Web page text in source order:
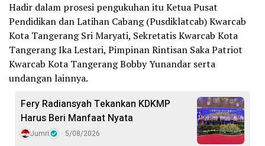
Hadir dalam prosesi pengukuhan itu Ketua Pusat
Pendidikan dan Latihan Cabang (Pusdiklatcab) Kwarcab
Kota Tangerang Sri Maryati, Sekretatis Kwarcab Kota
Tangerang Ika Lestari, Pimpinan Rintisan Saka Patriot
Kwarcab Kota Tangerang Bobby Yunandar serta
undangan lainnya.
Fery Radiansyah Tekankan KDKMP
Harus Beri Manfaat Nyata
Jumri 5/08/2026